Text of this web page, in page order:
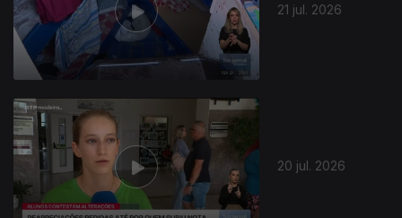
21 jul. 2026
20 jul. 2026